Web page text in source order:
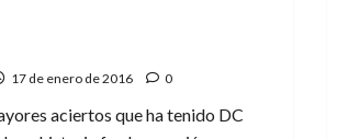
17 de enero de 2016 0
aciertos que ha tenido DC